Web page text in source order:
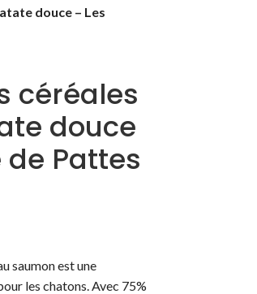
douce – Les
céréales
douce
de Pattes
saumon est une
les chatons. Avec 75%